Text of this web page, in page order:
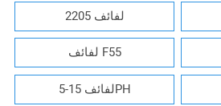
2205 لفائف
لفائف F55
لفائف 15-5PH